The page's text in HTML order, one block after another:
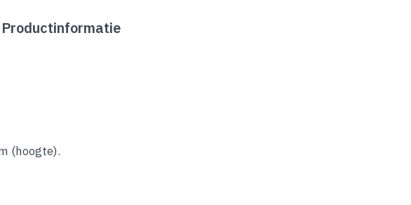
(hoogte).